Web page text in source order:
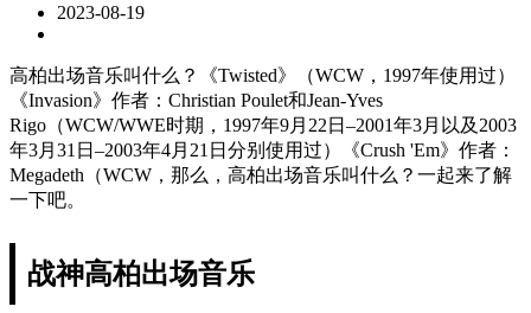
2023-08-19
高柏出场音乐叫什么？《Twisted》（WCW，1997年使用过）
《Invasion》作者：Christian Poulet和Jean-Yves
Rigo（WCW/WWE时期，1997年9月22日–2001年3月以及2003
年3月31日–2003年4月21日分别使用过）《Crush 'Em》作者：
Megadeth（WCW，那么，高柏出场音乐叫什么？一起来了解
一下吧。
战神高柏出场音乐